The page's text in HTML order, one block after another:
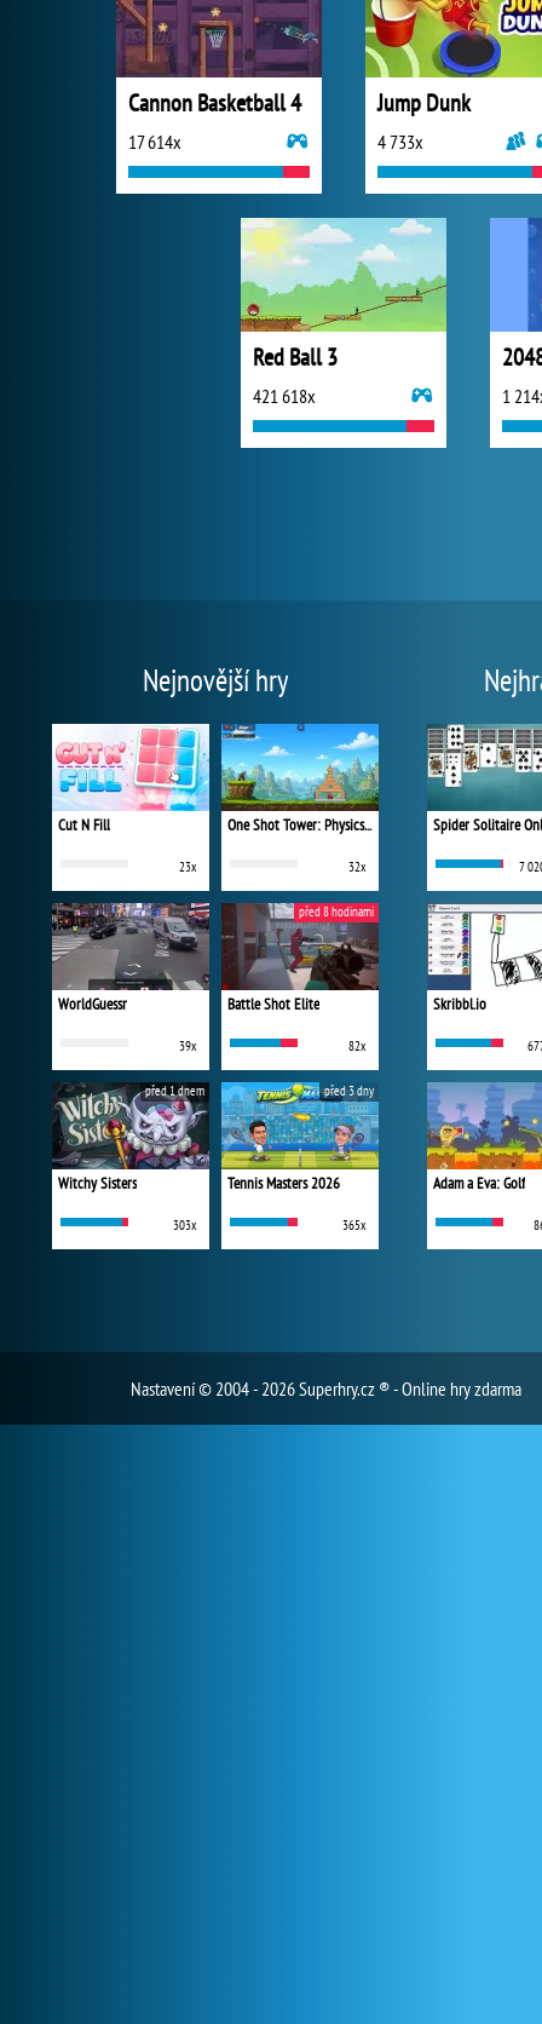
Cannon Basketball 4
17 614x
Jump Dunk
4 733x
Red Ball 3
421 618x 1
Nejnovější hry
Cut N Fill
23x
One Shot Tower: Physics Destroyer
32x
WorldGuessr
39x
Battle Shot Elite
82x
před 8 hodinami
Witchy Sisters
303x
před 1 dnem
Tennis Masters 2026
365x
před 3 dny
Spider Solitaire
7
Skribbl.io
Adam a Eva: Golf
Nastavení© 2004 - 2026 Superhry.cz ® - Online hry zdarma